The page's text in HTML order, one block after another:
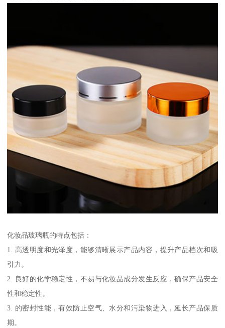
化妆品玻璃瓶的特点包括：
1. 高透明度和光泽度，能够清晰展示产品内容，提升产品档次和吸
引力。
2. 良好的化学稳定性，不易与化妆品成分发生反应，确保产品安全
性和稳定性。
3. 的密封性能，有效防止空气、水分和污染物进入，延长产品保质
期。